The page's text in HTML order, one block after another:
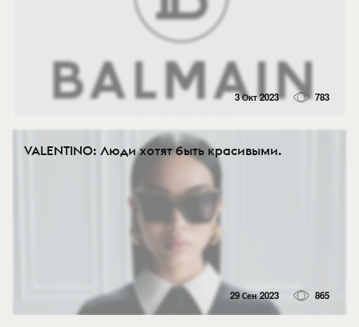
3 Окт 2023 783
VALENTINO: Люди хотят быть красивыми.
29 Сен 2023 865